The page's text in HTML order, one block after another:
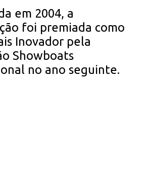
em 2004, a
foi premiada como
Inovador pela
Showboats
no ano seguinte.